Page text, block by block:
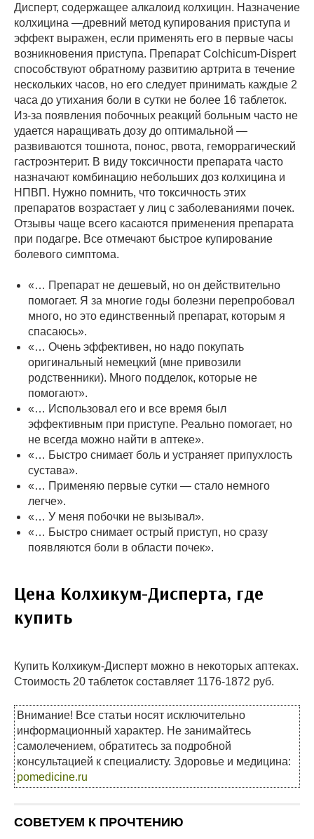
Дисперт, содержащее алкалоид колхицин. Назначение
колхицина —древний метод купирования приступа и
эффект выражен, если применять его в первые часы
возникновения приступа. Препарат Сolchicum-Dispert
способствуют обратному развитию артрита в течение
нескольких часов, но его следует принимать каждые 2
часа до утихания боли в сутки не более 16 таблеток.
Из-за появления побочных реакций больным часто не
удается наращивать дозу до оптимальной —
развиваются тошнота, понос, рвота, геморрагический
гастроэнтерит. В виду токсичности препарата часто
назначают комбинацию небольших доз колхицина и
НПВП. Нужно помнить, что токсичность этих
препаратов возрастает у лиц с заболеваниями почек.
Отзывы чаще всего касаются применения препарата
при подагре. Все отмечают быстрое купирование
болевого симптома.
«… Препарат не дешевый, но он действительно
помогает. Я за многие годы болезни перепробовал
много, но это единственный препарат, которым я
спасаюсь».
«… Очень эффективен, но надо покупать
оригинальный немецкий (мне привозили
родственники). Много подделок, которые не
помогают».
«… Использовал его и все время был
эффективным при приступе. Реально помогает, но
не всегда можно найти в аптеке».
«… Быстро снимает боль и устраняет припухлость
сустава».
«… Применяю первые сутки — стало немного
легче».
«… У меня побочки не вызывал».
«… Быстро снимает острый приступ, но сразу
появляются боли в области почек».
Цена Колхикум-Дисперта, где
купить
Купить Колхикум-Дисперт можно в некоторых аптеках.
Стоимость 20 таблеток составляет 1176-1872 руб.
Внимание! Все статьи носят исключительно
информационный характер. Не занимайтесь
самолечением, обратитесь за подробной
консультацией к специалисту. Здоровье и медицина:
pomedicine.ru
СОВЕТУЕМ К ПРОЧТЕНИЮ